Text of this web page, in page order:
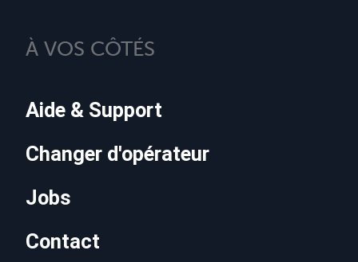
À VOS CÔTÉS
Aide & Support
Changer d'opérateur
Jobs
Contact